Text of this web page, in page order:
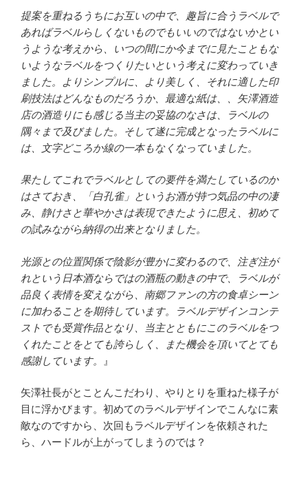
提案を重ねるうちにお互いの中で、趣旨に合うラベルで
あればラベルらしくないものでもいいのではないかとい
うような考えから、いつの間にか今までに見たこともな
いようなラベルをつくりたいという考えに変わっていき
ました。よりシンプルに、より美しく、それに適した印
刷技法はどんなものだろうか、最適な紙は、、矢澤酒造
店の酒造りにも感じる当主の妥協のなさは、ラベルの
隅々まで及びました。そして遂に完成となったラベルに
は、文字どころか線の一本もなくなっていました。
果たしてこれでラベルとしての要件を満たしているのか
はさておき、「白孔雀」というお酒が持つ気品の中の凄
み、静けさと華やかさは表現できたように思え、初めて
の試みながら納得の出来となりました。
光源との位置関係で陰影が豊かに変わるので、注ぎ注が
れという日本酒ならではの酒瓶の動きの中で、ラベルが
品良く表情を変えながら、南郷ファンの方の食卓シーン
に加わることを期待しています。ラベルデザインコンテ
ストでも受賞作品となり、当主とともにこのラベルをつ
くれたことをとても誇らしく、また機会を頂いてとても
感謝しています。
』
矢澤社長がとことんこだわり、やりとりを重ねた様子が
目に浮かびます。初めてのラベルデザインでこんなに素
敵なのですから、次回もラベルデザインを依頼された
ら、ハードルが上がってしまうのでは？